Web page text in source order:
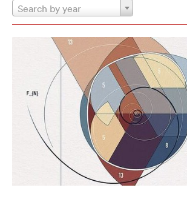
Search by year